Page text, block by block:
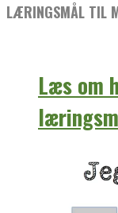
LÆRINGSMÅL TIL
Læs om